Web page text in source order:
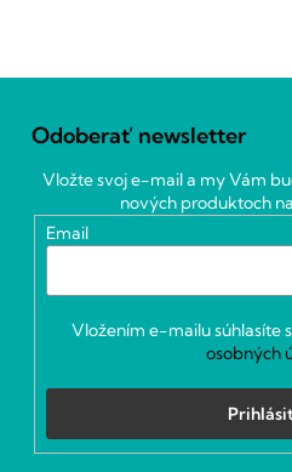
Odoberať newsletter
Vložte svoj e-mail a my Vám
nových produktoch
Email
Vložením e-mailu súhlasíte s
osobných